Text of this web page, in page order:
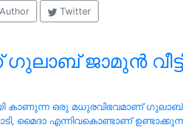
Twitter
ജാമുൻ
കാണുന്ന ഒരു മധുരവിഭവമാണ്
മൈദാ എന്നിവകൊണ്ടാണ്